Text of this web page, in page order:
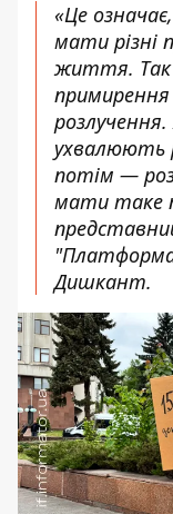
«Це
мати різні
життя. Так
примирення
ухвалюють
потім —
мати таке
"Платформа
Дишкант.